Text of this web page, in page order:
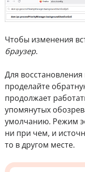
Чтобы изменения
браузер.
Для
проделайте
продолжает
упомянутых
умолчанию. Режим
ни при чем, и
то в другом месте.